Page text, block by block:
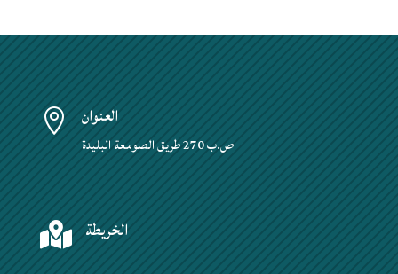
 العنوان
ص.ب 270 طريق الصومعة البليدة
 الخريطة